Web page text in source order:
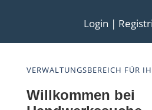
Login |
VERWALTUNGSBEREICH FÜR
Willkommen bei